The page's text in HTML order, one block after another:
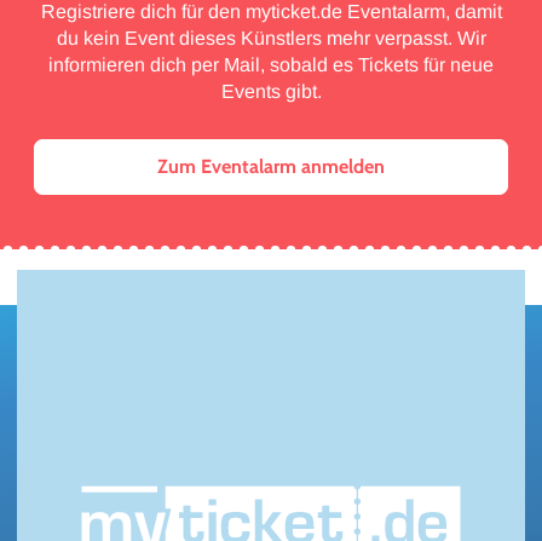
Registriere dich für den myticket.de Eventalarm, damit
du kein Event dieses Künstlers mehr verpasst. Wir
informieren dich per Mail, sobald es Tickets für neue
Events gibt.
Zum Eventalarm anmelden